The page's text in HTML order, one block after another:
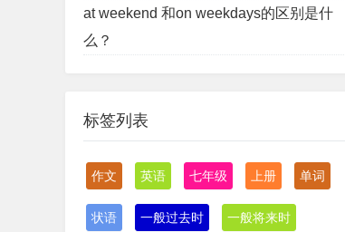
at weekend 和on weekdays的区别是什
么？
标签列表
作文 英语 七年级 上册 单词
状语 一般过去时 一般将来时